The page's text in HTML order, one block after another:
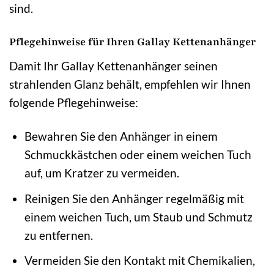
sind.
Pflegehinweise für Ihren Gallay Kettenanhänger
Damit Ihr Gallay Kettenanhänger seinen
strahlenden Glanz behält, empfehlen wir Ihnen
folgende Pflegehinweise:
Bewahren Sie den Anhänger in einem
Schmuckkästchen oder einem weichen Tuch
auf, um Kratzer zu vermeiden.
Reinigen Sie den Anhänger regelmäßig mit
einem weichen Tuch, um Staub und Schmutz
zu entfernen.
Vermeiden Sie den Kontakt mit Chemikalien,